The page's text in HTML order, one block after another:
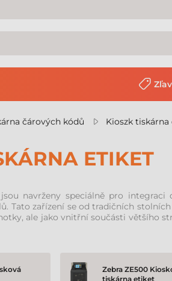
čárových kódů Kioszk tiskárna
ETIKET
navrženy speciálně pro
Tato zařízení se od tradičních
ale jako vnitřní součásti většího
Zebra ZE500
tiskárna etiket